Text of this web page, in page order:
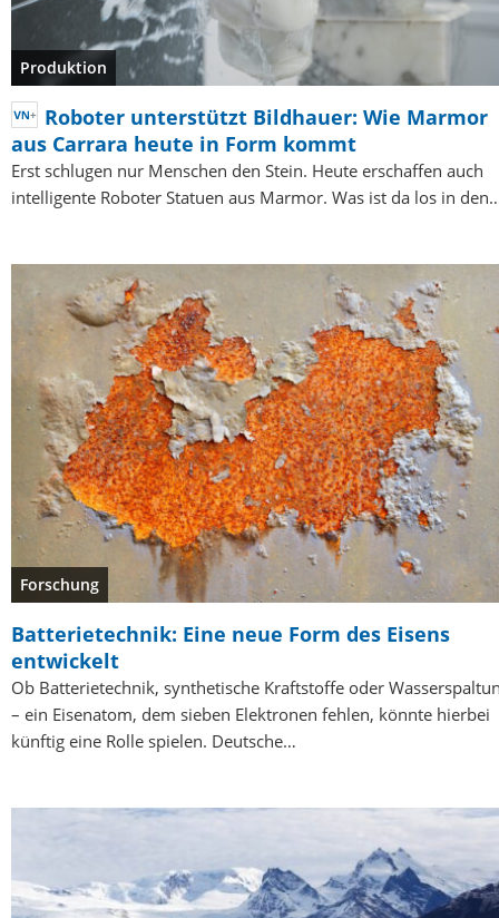
Produktion
Roboter unterstützt Bildhauer: Wie Marmor
aus Carrara heute in Form kommt
Erst schlugen nur Menschen den Stein. Heute erschaffen auch
intelligente Roboter Statuen aus Marmor. Was ist da los in
Forschung
Batterietechnik: Eine neue Form des Eisens
entwickelt
Ob Batterietechnik, synthetische Kraftstoffe oder
– ein Eisenatom, dem sieben Elektronen fehlen, könnte hierbei
künftig eine Rolle spielen. Deutsche…